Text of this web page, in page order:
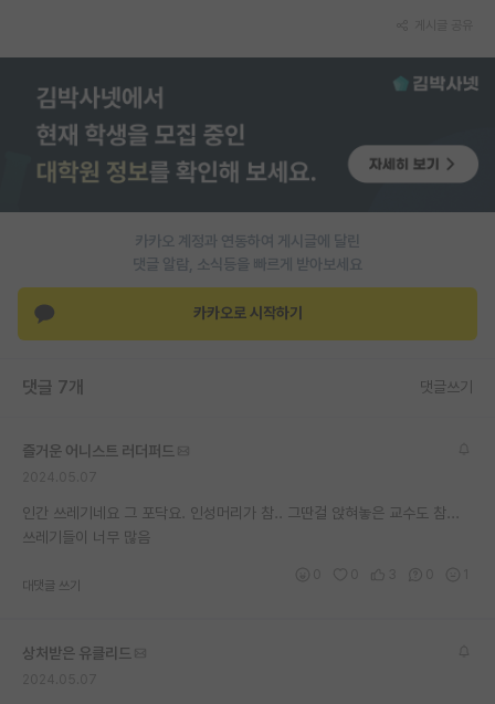
취업 게시판
임용 후기 게시판
인문사회 계열 게시판
특수/전문대학원 게시판
반도체/AI 게시판
장학금/장학생 게시판
커리어
반도체 아카데미
카카오 계정과 연동하여 게시글에 달린
댓글 알람, 소식등을 빠르게 받아보세요
카카오로 시작하기
댓글 7개 댓글쓰기
즐거운 어니스트 러더퍼드
인간 쓰레기네요 그 포닥요. 인성머리가 참.. 그딴걸 앉혀놓은 교수도 참...
쓰레기들이 너무 많음
대댓글 쓰기
상처받은 유클리드